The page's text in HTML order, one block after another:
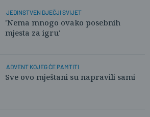
JEDINSTVEN DJEČJI SVIJET
'Nema mnogo ovako posebnih
mjesta za igru'
ADVENT KOJEG ĆE PAMTITI
Sve ovo mještani su napravili sami